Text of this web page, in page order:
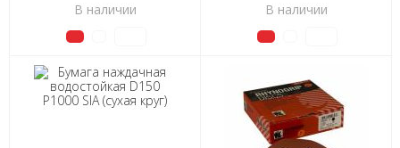
В наличии В наличии